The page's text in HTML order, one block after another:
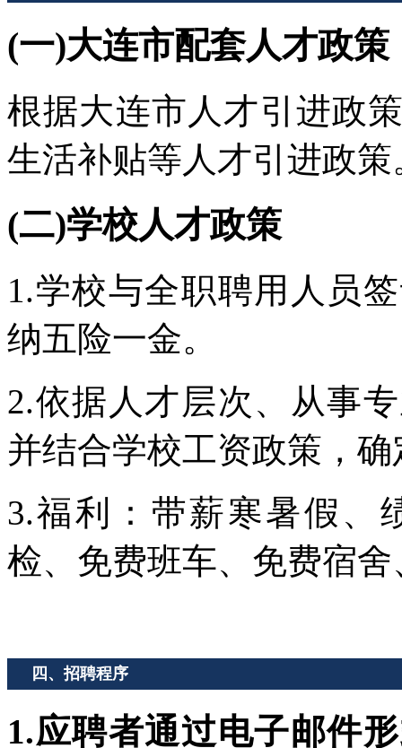
(一)大连市配套人才政策
根据大连市人才引进政
生活补贴等人才引进政策
(二)学校人才政策
1.学校与全职聘用人员
纳五险一金。
2.依据人才层次、从事
并结合学校工资政策，
3.福利：带薪寒暑假、
检、免费班车、免费宿
四、招聘程序
1.应聘者通过电子邮件